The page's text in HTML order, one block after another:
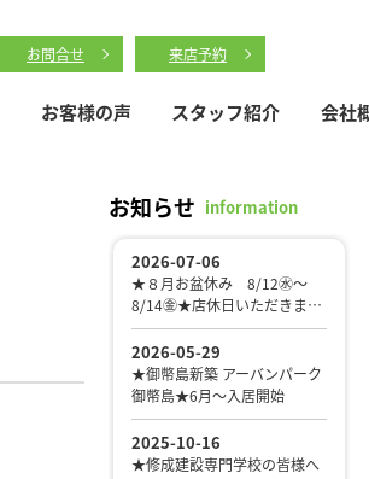
お問合せ 来店予約
お客様の声 スタッフ紹介 会社
お知らせ information